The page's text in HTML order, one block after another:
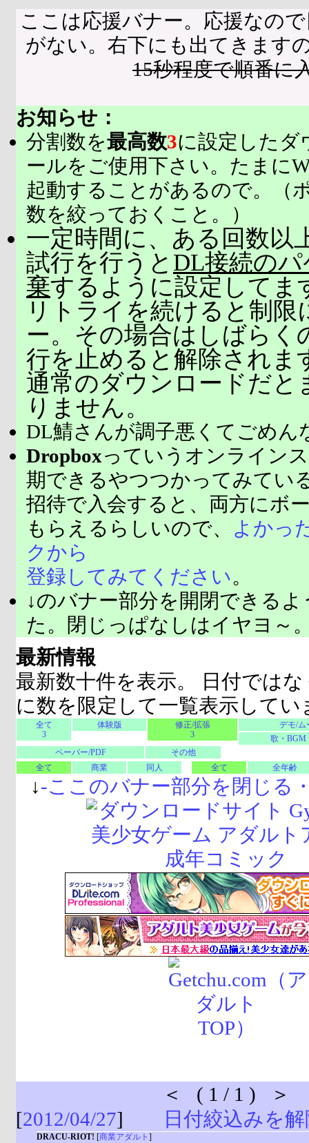
ここは応援バナー。応援なの
がない。右下にも出てきます
15秒程度で順番に
お知らせ：
分割数を最高数3に設定したダ
ールをご使用下さい。たまに
起動することがあるので。（
数を絞っておくこと。）
一定時間に、ある回数以
試行を行うと DL接続の
棄するように設定してま
リトライを続けると制限
ー。その場合はしばらく
行を止めると解除されま
通常のダウンロードだと
りません。
DL鯖さんが調子悪くてごめん
Dropboxっていうオンライン
期できるやつつかってみてい
招待で入会すると、両方にボ
もらえるらしいので、
よかっ
クから
登録してみてください。
↓のバナー部分を開閉できる
た。閉じっぱなしはイヤヨ～
最新情報
最新数十件を表示。 日付では
に数を限定して一覧表示してい
全て
3
体験版
修正/拡張
3
デモ/ム
歌・BGM
ペーパー/PDF
その他
全て
商業 同人 全て 全年齢
↓-ここのバナー部分を閉じる
＜ ( 1 / 1 ) ＞
[2012/04/27] 日付絞込みを
DRACU-RIOT! [商業アダルト ]